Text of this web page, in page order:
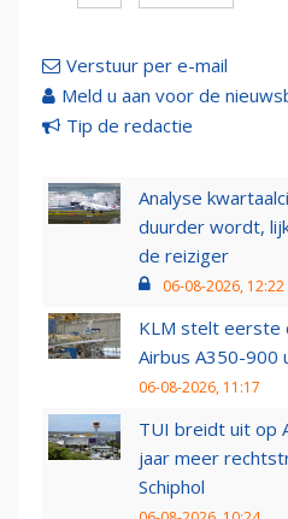
Verstuur per e-mail
Meld u aan voor de
Tip de redactie
Analyse
duurder wordt,
de reiziger
06-08-2026, 12:22
KLM stelt eerste
Airbus A350-900
06-08-2026, 11:17
TUI breidt uit op
jaar meer
Schiphol